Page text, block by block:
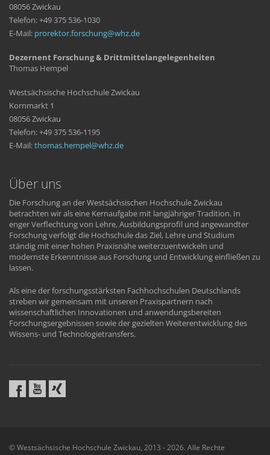
08056 Zwickau
Telefon: +49 375 536-1030
E-Mail: prorektor.forschung whzde
Dezernent Forschung & Drittmittelangelegenheiten
Thomas Hempel
Westsächsische Hochschule Zwickau
Kornmarkt 1
08056 Zwickau
Telefon: +49 375 536-1195
E-Mail:thomas.hempel whzde
Über uns
Die Forschung an der Westsächsischen Hochschule Zwickau
betrachten wir als eine Kernaufgabe mit langjähriger Tradition. In
enger Verflechtung von Lehre, Ausbildungsprofil und angewandter
Forschung verfolgt die Hochschule das Ziel, Lehre und Studium
ständig mit einer hohen Praxisnähe weiterzuentwickeln und
modernste Erkenntnisse aus Forschung und Entwicklung einfließen zu
lassen.
Als eine der forschungsstärksten Fachhochschulen Deutschlands
streben wir gemeinsam mit unseren Praxispartnern nach
wissenschaftlichen Innovationen und anwendungsbereiten
Forschungsergebnissen sowie der gezielten Weiterentwicklung des
Wissens- und Technologietransfers.
© Westsächsische Hochschule Zwickau, 2013 - 2026. Alle Rechte